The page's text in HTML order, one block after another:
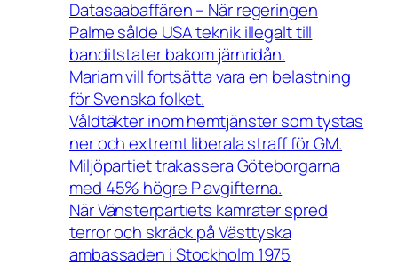
Datasaabaffären – När regeringen
Palme sålde USA teknik illegalt till
banditstater bakom järnridån.
Mariam vill fortsätta vara en belastning
för Svenska folket.
Våldtäkter inom hemtjänster som tystas
ner och extremt liberala straff för GM.
Miljöpartiet trakassera Göteborgarna
med 45% högre P avgifterna.
När Vänsterpartiets kamrater spred
terror och skräck på Västtyska
ambassaden i Stockholm 1975